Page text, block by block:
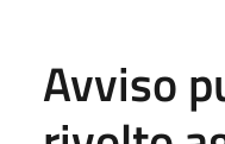
Avviso